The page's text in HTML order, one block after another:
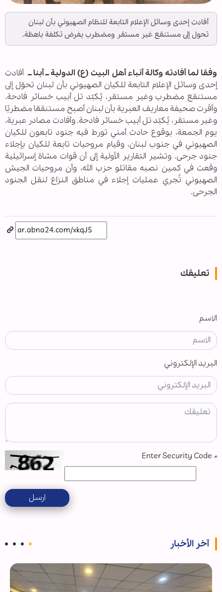
أفادت إحدى وسائل الإعلام التابعة للنظام الصهيوني بأن لبنان
تحول إلى مستنقع غير مستقر ومضطرب يفرض تكلفة باهظة.
وفقا لما أفادته وكالة أنباء أهل البيت (ع) الدولية ــ أبنا ــأفادت
إحدى وسائل الإعلام التابعة للكيان الصهيوني بأن لبنان تحوّل إلى
مستنقع مضطرب وغير مستقر، يُكبّد تل أبيب خسائر فادحة.
وأقرت صحيفة معاريف العبرية بأن لبنان أصبح مستنقعًا مضطربًا
وغير مستقر، يُكبّد تل أبيب خسائر فادحة. وأفادت مصادر عبرية،
يوم الجمعة، بوقوع حادث أمني تورط فيه جنود تابعون للكيان
الصهيوني في جنوب لبنان، وقيام مروحيات تابعة للكيان بإجلاء
جنود جرحى. وتشير التقارير الأولية إلى أن قوات مشاة إسرائيلية
وقعت في كمين نصبه مقاتلو حزب الله، وأن مروحيات الجيش
الصهيوني تُجري عمليات إجلاء في مناطق النزاع لنقل الجنود
الجرحى.
تعليقك
الاسم
البريد الإلكتروني
*
ارسل
آخر الأخبار